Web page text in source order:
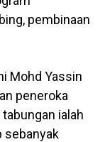
pembinaan
Mohd Yassin
peneroka
ialah
sebanyak